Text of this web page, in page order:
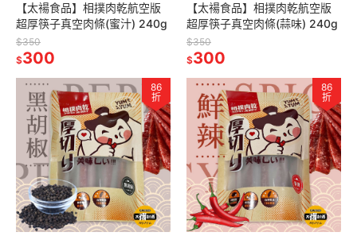
【太禓食品】相撲肉乾航空版
超厚筷子真空肉條(蜜汁) 240g
$350
$300
【太禓食品】相撲肉乾航空版
超厚筷子真空肉條(蒜味) 240g
$350
$300
86
折
86
折